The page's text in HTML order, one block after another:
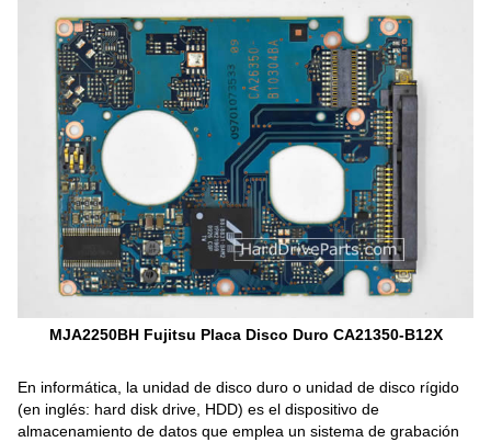
MJA2250BH Fujitsu Placa Disco Duro CA21350-B12X
En informática, la unidad de disco duro o unidad de disco rígido
(en inglés: hard disk drive, HDD) es el dispositivo de
almacenamiento de datos que emplea un sistema de grabación